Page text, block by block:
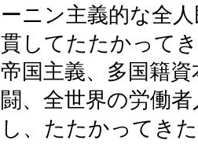
ーニン主義的な全
貫してたたかって
帝国主義、多国籍
闘、全世界の労働
し、たたかってき